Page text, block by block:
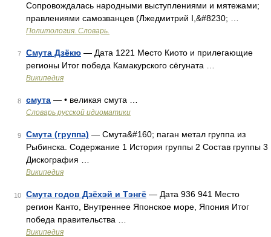
Сопровождалась народными выступлениями и мятежами;
правлениями самозванцев (Лжедмитрий I,&#8230; …
Политология. Словарь.
7 Смута Дзёкю — Дата 1221 Место Киото и прилегающие
регионы Итог победа Камакурского сёгуната …
Википедия
8 смута — • великая смута …
Словарь русской идиоматики
9 Смута (группа) — Смута&#160; паган метал группа из
Рыбинска. Содержание 1 История группы 2 Состав группы 3
Дискография …
Википедия
10 Смута годов Дзёхэй и Тэнгё — Дата 936 941 Место
регион Канто, Внутреннее Японское море, Япония Итог
победа правительства …
Википедия